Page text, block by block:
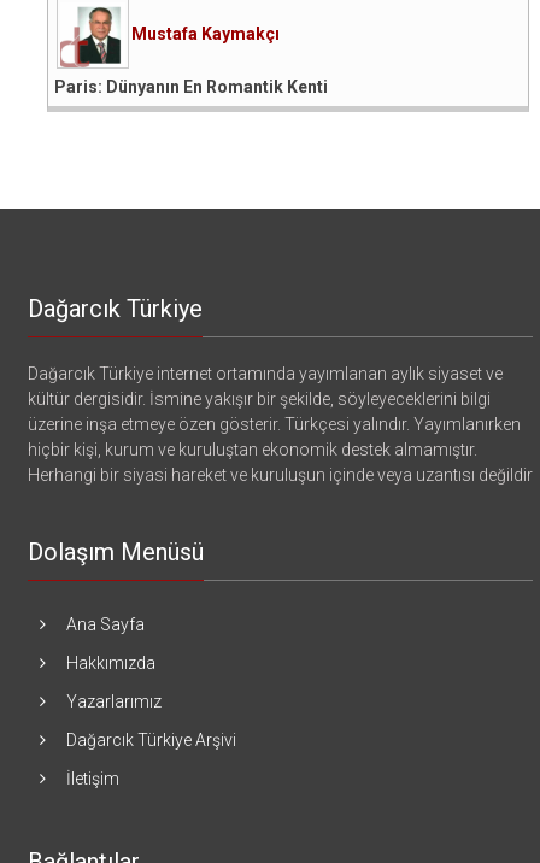
Mustafa Kaymakçı
Paris: Dünyanın En Romantik Kenti
Dağarcık Türkiye
Dağarcık Türkiye internet ortamında yayımlanan aylık siyaset ve
kültür dergisidir. İsmine yakışır bir şekilde, söyleyeceklerini bilgi
üzerine inşa etmeye özen gösterir. Türkçesi yalındır. Yayımlanırken
hiçbir kişi, kurum ve kuruluştan ekonomik destek almamıştır.
Herhangi bir siyasi hareket ve kuruluşun içinde veya uzantısı değildir
Dolaşım Menüsü
Ana Sayfa
Hakkımızda
Yazarlarımız
Dağarcık Türkiye Arşivi
İletişim